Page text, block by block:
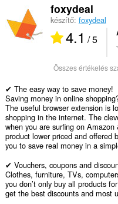
foxydeal
készítő: foxydeal
4.1 / 5
Összes értékelés
✔ The easy way to save money!
Saving money in online
The useful browser extension is
shopping in the internet. The
when you are surfing on
product lower priced and offered
you to save real money in a
✔ Vouchers, coupons and
Clothes, furniture, TVs,
you don’t only buy all products
get the best discounts and most